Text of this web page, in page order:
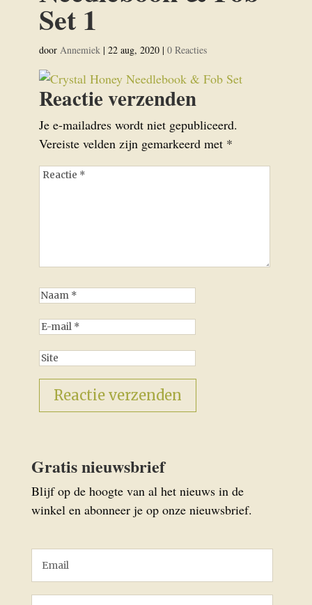
Set 1
door Annemiek| 22 aug, 2020| 0 Reacties
Reactie verzenden
Je e-mailadres wordt niet gepubliceerd.
Vereiste velden zijn gemarkeerd met *
Gratis nieuwsbrief
Blijf op de hoogte van al het nieuws in de
winkel en abonneer je op onze nieuwsbrief.